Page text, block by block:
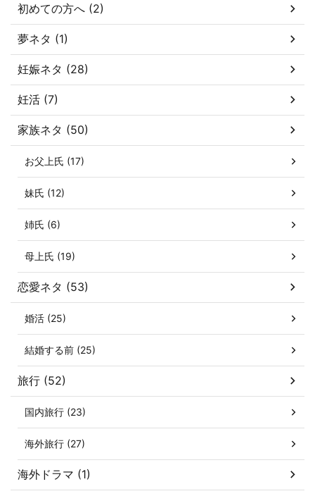
初めての方へ (2)
夢ネタ (1)
妊娠ネタ (28)
妊活 (7)
家族ネタ (50)
お父上氏 (17)
妹氏 (12)
姉氏 (6)
母上氏 (19)
恋愛ネタ (53)
婚活 (25)
結婚する前 (25)
旅行 (52)
国内旅行 (23)
海外旅行 (27)
海外ドラマ (1)